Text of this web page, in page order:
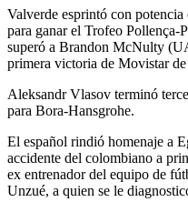
Valverde esprintó con
para ganar el Trofeo Pollença-
superó a Brandon McNulty
primera victoria de Movistar de
Aleksandr Vlasov terminó
para Bora-Hansgrohe.
El español rindió homenaje a
accidente del colombiano a
ex entrenador del equipo de
Unzué, a quien se le